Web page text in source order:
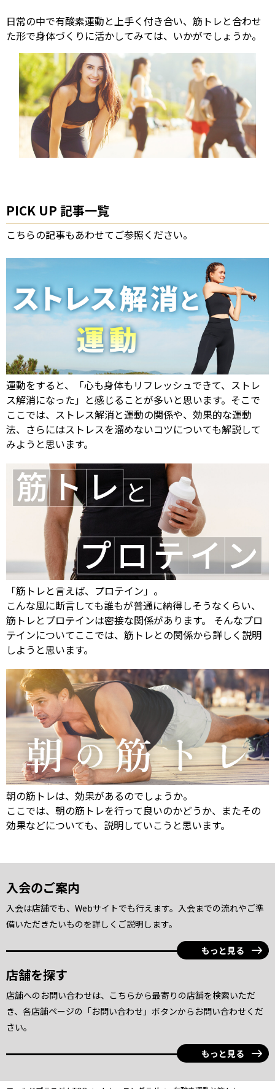
日常の中で有酸素運動と上手く付き合い、筋トレと合わせ
た形で身体づくりに活かしてみては、いかがでしょうか。
PICK UP 記事一覧
こちらの記事もあわせてご参照ください。
運動をすると、「心も身体もリフレッシュできて、ストレ
ス解消になった」と感じることが多いと思います。そこで
ここでは、ストレス解消と運動の関係や、効果的な運動
法、さらにはストレスを溜めないコツについても解説して
みようと思います。
「筋トレと言えば、プロテイン」。
こんな風に断言しても誰もが普通に納得しそうなくらい、
筋トレとプロテインは密接な関係があります。 そんなプロ
テインについてここでは、筋トレとの関係から詳しく説明
しようと思います。
朝の筋トレは、効果があるのでしょうか。
ここでは、朝の筋トレを行って良いのかどうか、またその
効果などについても、説明していこうと思います。
入会のご案内
入会は店舗でも、Webサイトでも行えます。入会までの流れやご準
備いただきたいものを詳しくご説明します。
もっと見る
店舗を探す
店舗へのお問い合わせは、こちらから最寄りの店舗を検索いただ
き、各店舗ページの「お問い合わせ」ボタンからお問い合わせくだ
さい。
もっと見る